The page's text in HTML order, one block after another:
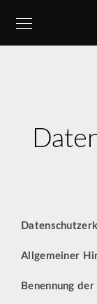
Allgemeiner
Benennung